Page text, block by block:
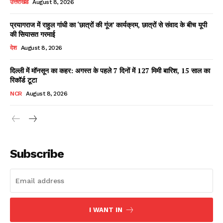
Facebook
X WhatsApp
Read Latest News on AIN
उत्तराखंड August 8, 2026
प्रयागराज में राहुल गांधी का ‘छात्रों की गूंज’ कार्यक्रम, छात्रों से संवाद के बीच यूपी
की सियासत गरमाई
देश August 8, 2026
दिल्ली में मॉनसून का कहर: अगस्त के पहले 7 दिनों में 127 मिमी बारिश, 15 साल का
रिकॉर्ड टूटा
NCR August 8, 2026
Subscribe
I WANT IN